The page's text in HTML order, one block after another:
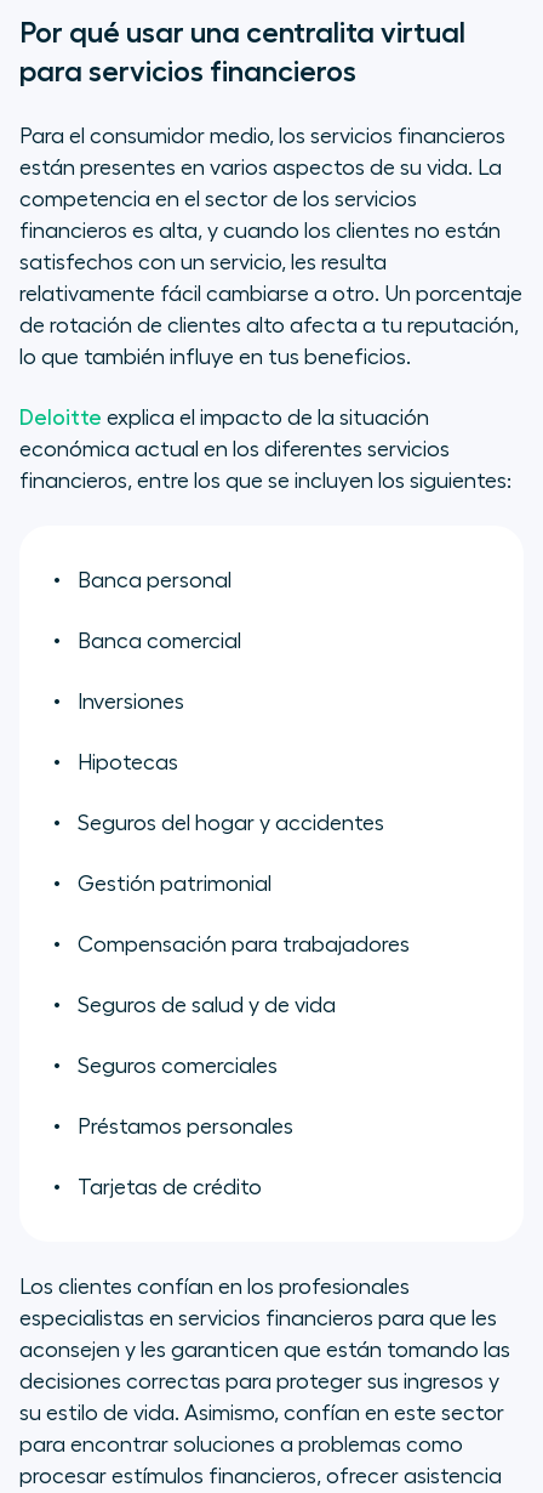
Por qué usar una centralita virtual
para servicios financieros
Para el consumidor medio, los servicios financieros
están presentes en varios aspectos de su vida. La
competencia en el sector de los servicios
financieros es alta, y cuando los clientes no están
satisfechos con un servicio, les resulta
relativamente fácil cambiarse a otro. Un porcentaje
de rotación de clientes alto afecta a tu reputación,
lo que también influye en tus beneficios.
Deloitte explica el impacto de la situación
económica actual en los diferentes servicios
financieros, entre los que se incluyen los siguientes:
Banca personal
Banca comercial
Inversiones
Hipotecas
Seguros del hogar y accidentes
Gestión patrimonial
Compensación para trabajadores
Seguros de salud y de vida
Seguros comerciales
Préstamos personales
Tarjetas de crédito
Los clientes confían en los profesionales
especialistas en servicios financieros para que les
aconsejen y les garanticen que están tomando las
decisiones correctas para proteger sus ingresos y
su estilo de vida. Asimismo, confían en este sector
para encontrar soluciones a problemas como
procesar estímulos financieros, ofrecer asistencia